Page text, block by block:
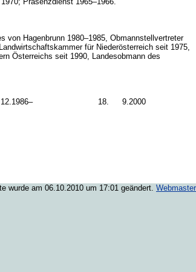
von Hagenbrunn 1980–1985, Obmannstellvertreter
für Niederösterreich seit 1975,
Österreichs seit 1990, Landesobmann des
12. 1986– 18. 9. 2000
wurde am 06.10.2010 um 17:01 geändert. Webmaster